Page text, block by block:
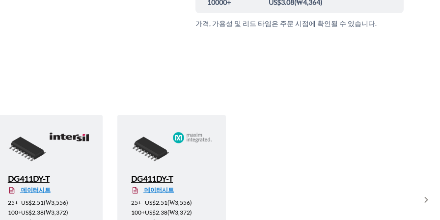
10000+ US$3.08(₩4,364)
가격, 가용성 및 리드 타임은 주문 시점에 확인될 수 있습니다.
DG411DY-T
데이터시트
25+ US$2.51(₩3,556)
100+US$2.38(₩3,372)
DG411DY-T
데이터시트
25+ US$2.51(₩3,556)
100+US$2.38(₩3,372)